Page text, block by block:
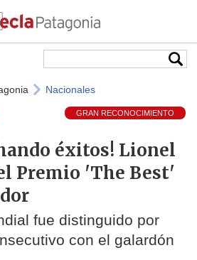
Nacionales
GRAN RECONOCIMIENTO
éxitos! Lionel
Premio 'The Best'
fue distinguido por
con el galardón